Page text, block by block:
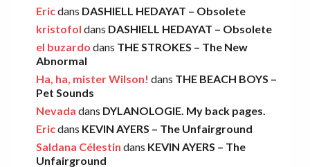
Léo · 5 novembre 2025
Eric·2 novembre 2025
AARON FRAZER – Introducing…
Ericdans DASHIELL HEDAYAT – Obsolete
kristofol dans DASHIELL HEDAYAT – Obsolete
el buzardo dans THE STROKES – The New
Abnormal
Ha, ha, mister Wilson! dans THE BEACH BOYS –
Pet Sounds
Nevada dans DYLANOLOGIE. My back pages.
Ericdans KEVIN AYERS – The Unfairground
Saldana Célestin dans KEVIN AYERS – The
Unfairground